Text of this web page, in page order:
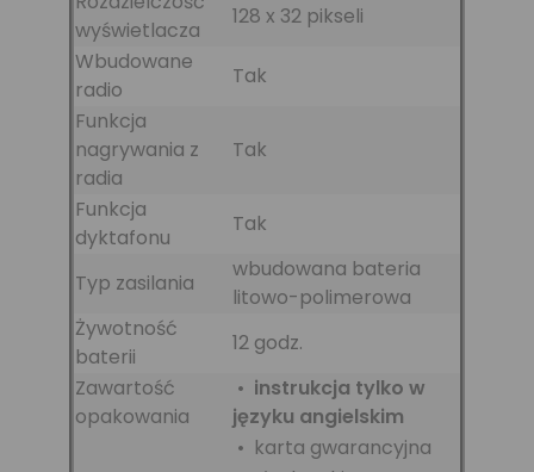
wyświetlacza
128 x 32 pikseli
Wbudowane
radio
Tak
Funkcja
nagrywania z
radia
Tak
Funkcja
dyktafonu
Tak
Typ zasilania
wbudowana bateria
litowo-polimerowa
Żywotność
baterii
12 godz.
Zawartość
opakowania
• instrukcja tylko w
języku angielskim
• karta gwarancyjna